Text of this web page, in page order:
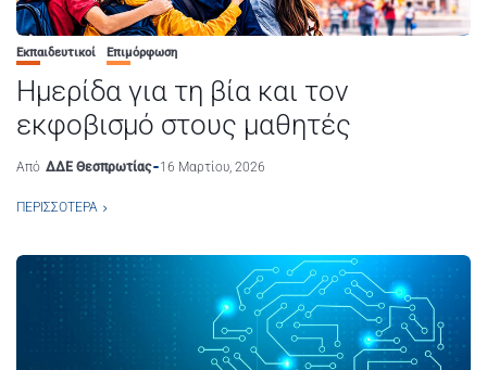
Εκπαιδευτικοί Επιμόρφωση
Ημερίδα για τη βία και τον
εκφοβισμό στους μαθητές
Από ΔΔΕ Θεσπρωτίας 16 Μαρτίου, 2026
ΠΕΡΙΣΣΌΤΕΡΑ